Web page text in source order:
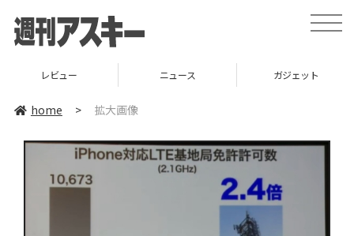
toggle
レビュー ニュース ガジェット
home > 拡大画像